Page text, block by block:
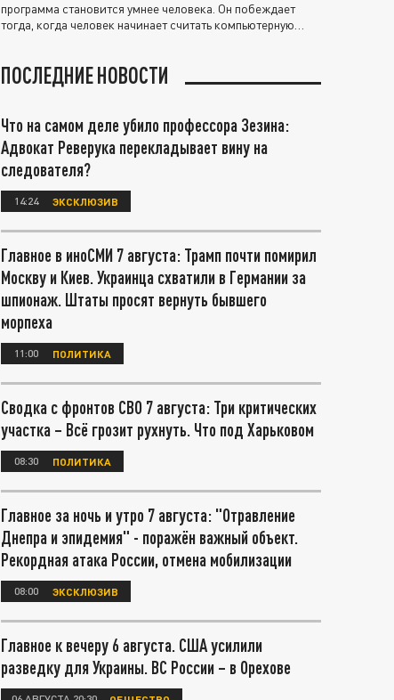
программа становится умнее человека. Он побеждает
тогда, когда человек начинает считать компьютерную
ПОСЛЕДНИЕ НОВОСТИ
Что на самом деле убило профессора Зезина:
Адвокат Реверука перекладывает вину на
следователя?
14:24 ЭКСКЛЮЗИВ
Главное в иноСМИ 7 августа: Трамп почти помирил
Москву и Киев. Украинца схватили в Германии за
шпионаж. Штаты просят вернуть бывшего
морпеха
11:00 ПОЛИТИКА
Сводка с фронтов СВО 7 августа: Три критических
участка – Всё грозит рухнуть. Что под Харьковом
08:30 ПОЛИТИКА
Главное за ночь и утро 7 августа: "Отравление
Днепра и эпидемия" - поражён важный объект.
Рекордная атака России, отмена мобилизации
08:00 ЭКСКЛЮЗИВ
Главное к вечеру 6 августа. США усилили
разведку для Украины. ВС России – в Орехове